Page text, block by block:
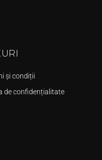
și condiții
de confidențialitate